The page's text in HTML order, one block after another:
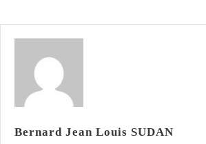
Bernard Jean Louis SUDAN